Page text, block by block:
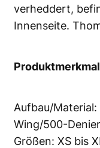
verheddert,
Innenseite.
Aufbau/Material:
Wing/500-
Größen: XS bis